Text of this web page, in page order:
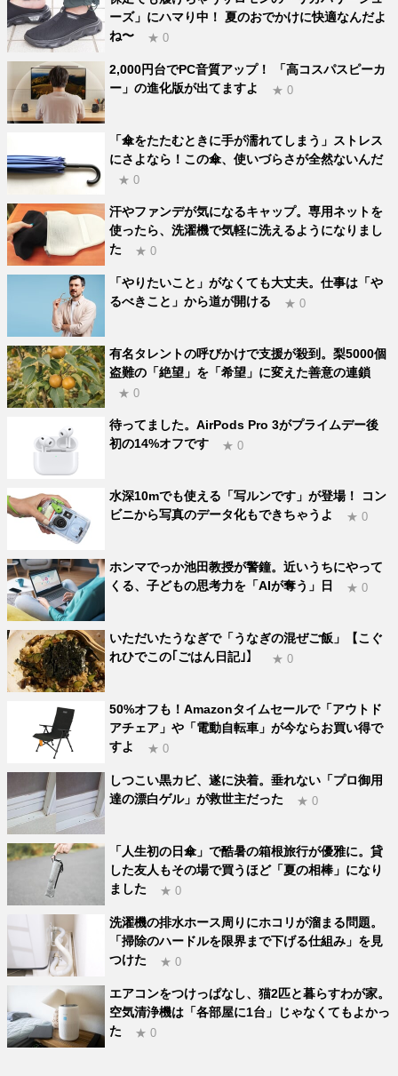
ーズ」にハマり中！ 夏のおでかけに快適なんだよ
ね〜
★ 0
2,000円台でPC音質アップ！ 「高コスパスピーカ
ー」の進化版が出てますよ
★ 0
「傘をたたむときに手が濡れてしまう」ストレス
にさよなら！この傘、使いづらさが全然ないんだ
★ 0
汗やファンデが気になるキャップ。専用ネットを
使ったら、洗濯機で気軽に洗えるようになりまし
た
★ 0
「やりたいこと」がなくても大丈夫。仕事は「や
るべきこと」から道が開ける
★ 0
有名タレントの呼びかけで支援が殺到。梨5000個
盗難の「絶望」を「希望」に変えた善意の連鎖
★ 0
待ってました。AirPods Pro 3がプライムデー後
初の14%オフです
★ 0
水深10mでも使える「写ルンです」が登場！ コン
ビニから写真のデータ化もできちゃうよ
★ 0
ホンマでっか池田教授が警鐘。近いうちにやって
くる、子どもの思考力を「AIが奪う」日
★ 0
いただいたうなぎで「うなぎの混ぜご飯」【こぐ
れひでこの｢ごはん日記｣】
★ 0
50%オフも！Amazonタイムセールで「アウトド
アチェア」や「電動自転車」が今ならお買い得で
すよ
★ 0
しつこい黒カビ、遂に決着。垂れない「プロ御用
達の漂白ゲル」が救世主だった
★ 0
「人生初の日傘」で酷暑の箱根旅行が優雅に。貸
した友人もその場で買うほど「夏の相棒」になり
ました
★ 0
洗濯機の排水ホース周りにホコリが溜まる問題。
「掃除のハードルを限界まで下げる仕組み」を見
つけた
★ 0
エアコンをつけっぱなし、猫2匹と暮らすわが家。
空気清浄機は「各部屋に1台」じゃなくてもよかっ
た
★ 0